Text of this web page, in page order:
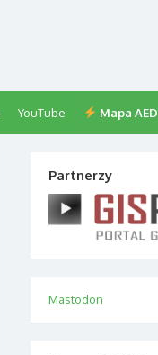
YouTube Mapa AED
Partnerzy
Mastodon